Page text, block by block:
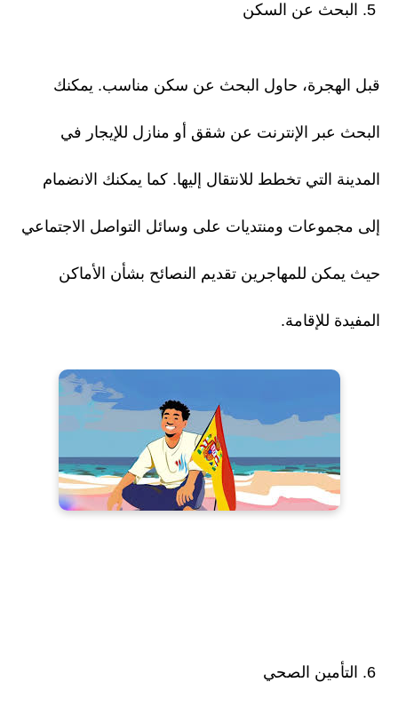
قبل الهجرة، حاول البحث عن سكن مناسب. يمكنك
البحث عبر الإنترنت عن شقق أو منازل للإيجار في
المدينة التي تخطط للانتقال إليها. كما يمكنك الانضمام
إلى مجموعات ومنتديات على وسائل التواصل الاجتماعي
حيث يمكن للمهاجرين تقديم النصائح بشأن الأماكن
المفيدة للإقامة.